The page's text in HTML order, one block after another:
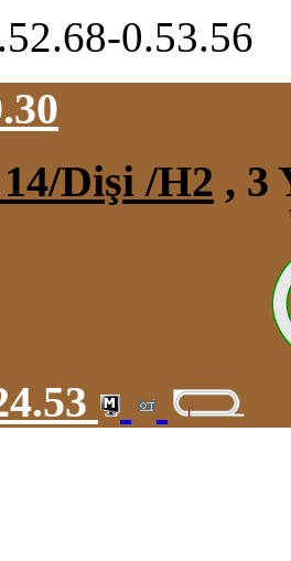
0.53.56
Dişi /H2 , 3